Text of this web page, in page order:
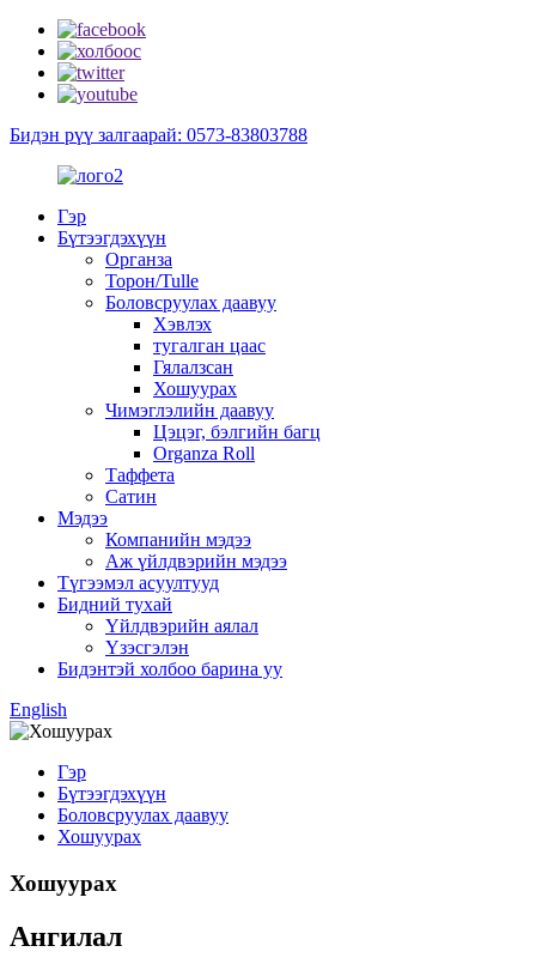
Бидэн рүү залгаарай: 0573-83803788
Гэр
Бүтээгдэхүүн
Органза
Торон/Tulle
Боловсруулах даавуу
Хэвлэх
тугалган цаас
Гялалзсан
Хошуурах
Чимэглэлийн даавуу
Цэцэг, бэлгийн багц
Organza Roll
Таффета
Сатин
Мэдээ
Компанийн мэдээ
Аж үйлдвэрийн мэдээ
Түгээмэл асуултууд
Бидний тухай
Үйлдвэрийн аялал
Үзэсгэлэн
Бидэнтэй холбоо барина уу
English
Гэр
Бүтээгдэхүүн
Боловсруулах даавуу
Хошуурах
Хошуурах
Ангилал